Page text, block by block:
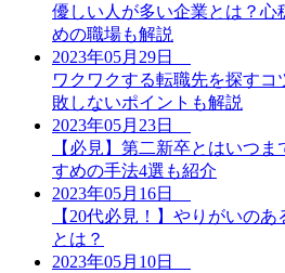
優しい人が多い企業とは？心
めの職場も解説
2023年05月29日
ワクワクする転職先を探す
敗しないポイントも解説
2023年05月23日
【必見】第二新卒とはいつ
すめの手法4選も紹介
2023年05月16日
【20代必見！】やりがいの
とは？
2023年05月10日